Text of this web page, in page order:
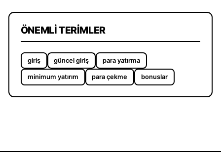
ÖNEMLI TERIMLER
giriş güncel giriş para yatırma
minimum yatırım para çekme bonuslar